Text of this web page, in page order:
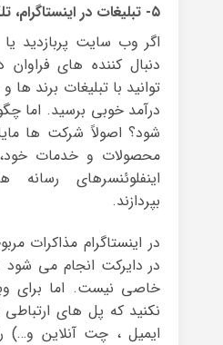
۵- تبلیغات در اینستاگرام، تلگرام و وبسایت
اگر وب سایت پربازدید
دنبال کننده های
توانید با تبلیغات برند
درآمد خوبی برسید. اما
شود؟ اصولاً شرکت ها
محصولات و خدمات
اینفلوئنسرهای
بپردازند.
در اینستاگرام مذاکرات
در دایرکت انجام می شود
خاصی نیست. اما برای
نکنید که پل های
ایمیل ، چت آنلاین و…)